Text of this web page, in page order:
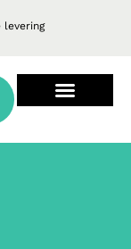
levering